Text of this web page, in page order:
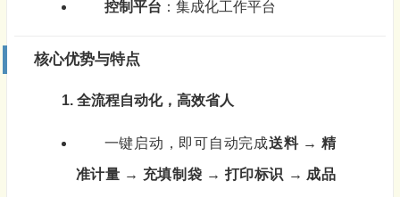
控制平台 ：集成化工作平台
核心优势与特点
1. 全流程自动化，高效省人
一键启动，即可自动完成送料 → 精
准计量 → 充填制袋 → 打印标识 → 成品